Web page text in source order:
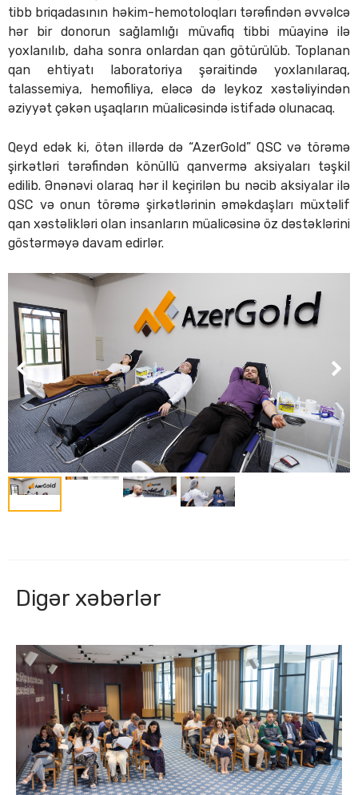
tibb briqadasının həkim-hemotoloqları tərəfindən əvvəlcə
hər bir donorun sağlamlığı müvafiq tibbi müayinə ilə
yoxlanılıb, daha sonra onlardan qan götürülüb. Toplanan
qan ehtiyatı laboratoriya şəraitində yoxlanılaraq,
talassemiya, hemofiliya, eləcə də leykoz xəstəliyindən
əziyyət çəkən uşaqların müalicəsində istifadə olunacaq.
Qeyd edək ki, ötən illərdə də “AzerGold” QSC və törəmə
şirkətləri tərəfindən könüllü qanvermə aksiyaları təşkil
edilib. Ənənəvi olaraq hər il keçirilən bu nəcib aksiyalar ilə
QSC və onun törəmə şirkətlərinin əməkdaşları müxtəlif
qan xəstəlikləri olan insanların müalicəsinə öz dəstəklərini
göstərməyə davam edirlər.
Digər xəbərlər